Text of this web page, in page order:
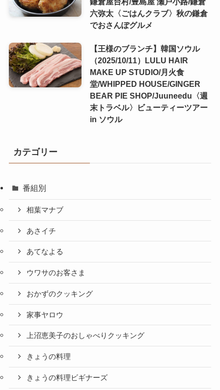
六弥太〈ごはんクラブ〉秋の鎌倉
でおさんぽグルメ
【王様のブランチ】韓国ソウル
（2025/10/11）LULU HAIR
MAKE UP STUDIO/月火食
堂/WHIPPED HOUSE/GINGER
BEAR PIE SHOP/Juuneedu〈週
末トラベル〉ビューティーツアー
in ソウル
カテゴリー
番組別
相葉マナブ
あさイチ
あてなよる
ウワサのお客さま
おかずのクッキング
家事ヤロウ
上沼恵美子のおしゃべりクッキング
きょうの料理
きょうの料理ビギナーズ